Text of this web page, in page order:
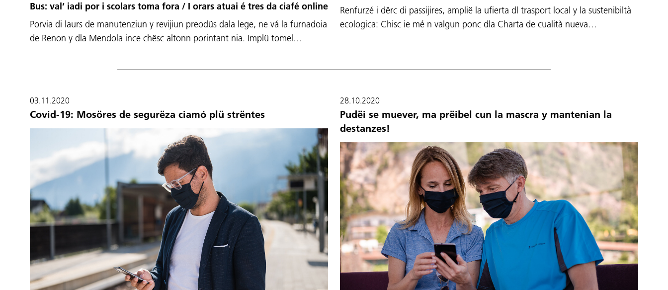
Bus: val‘ iadi por i scolars toma fora / I orars atuai é tres da ciafé online
Porvia di laurs de manutenziun y revijiun preodüs dala lege, ne vá la furnadoia
de Renon y dla Mendola ince chësc altonn porintant nia. Implü tomel…
Renfurzé i dërc di passijires, amplië la ufierta dl trasport local y la sustenibiltà
ecologica: Chisc ie mé n valgun ponc dla Charta de cualità nueva…
03.11.2020
Covid-19: Mosöres de segurëza ciamó plü strëntes
28.10.2020
Pudëi se muever, ma prëibel cun la mascra y mantenian la
destanzes!